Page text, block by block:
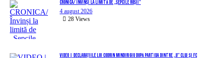
CRONICA/ Învinși la limită de „Șepcile Roșii”
4 august 2026
28 Views
VIDEO | Declarațiile lui Codrin Mindirigiu după partida dintre „U” Cluj și FC